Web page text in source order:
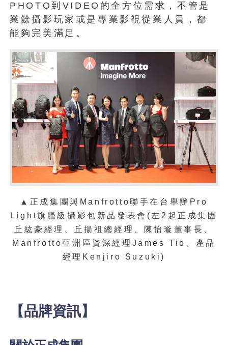
PHOTO到VIDEO的全方位需求，不管是
業餘攝影玩家或是專業影視從業人員，都
能夠完美滿足。
▲ 正成集團與Manfrotto聯手在台舉辦Pro
Light旗艦級攝影包新品發表會(左2起正成集團
丘紘豪經理、丘揚祖總經理、陳怡璇董事長、
Manfrotto亞洲區資深經理James Tio、產品
經理Kenjiro Suzuki)
【品牌資訊】